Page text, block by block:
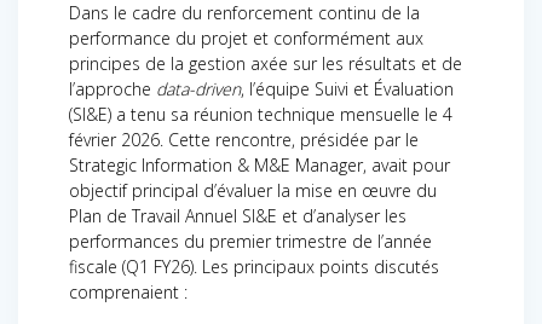
Dans le cadre du renforcement continu de la
performance du projet et conformément aux
principes de la gestion axée sur les résultats et de
l’approche data-driven, l’équipe Suivi et Évaluation
(SI&E) a tenu sa réunion technique mensuelle le 4
février 2026. Cette rencontre, présidée par le
Strategic Information & M&E Manager, avait pour
objectif principal d’évaluer la mise en œuvre du
Plan de Travail Annuel SI&E et d’analyser les
performances du premier trimestre de l’année
fiscale (Q1 FY26). Les principaux points discutés
comprenaient :